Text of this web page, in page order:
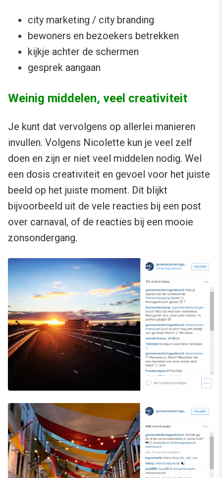
city marketing / city branding
bewoners en bezoekers betrekken
kijkje achter de schermen
gesprek aangaan
Weinig middelen, veel creativiteit
Je kunt dat vervolgens op allerlei manieren
invullen. Volgens Nicolette kun je veel zelf
doen en zijn er niet veel middelen nodig. Wel
een dosis creativiteit en gevoel voor het juiste
beeld op het juiste moment. Dit blijkt
bijvoorbeeld uit de vele reacties bij een post
over carnaval, of de reacties bij een mooie
zonsondergang.